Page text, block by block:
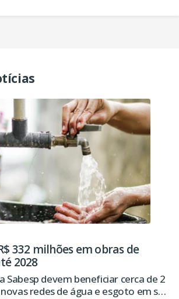
332 milhões em obras de
2028
Sabesp devem beneficiar cerca de 2
redes de água e esgoto em seis